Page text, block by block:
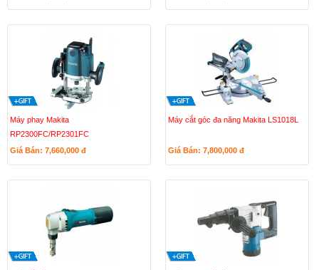
Máy phay Makita
RP2300FC/RP2301FC
Giá Bán: 7,660,000 đ
Máy cắt góc đa năng Makita LS1018L
Giá Bán: 7,800,000 đ